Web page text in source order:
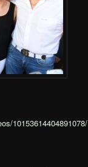
10153614404891078/